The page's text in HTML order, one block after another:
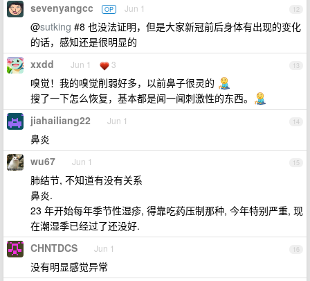
12
sevenyangcc OP Jun 1
@sutking #8 也没法证明，但是大家新冠前后身体有出现的变化
的话，感知还是很明显的
13
xxdd Jun 1 3
嗅觉！我的嗅觉削弱好多，以前鼻子很灵的
搜了一下怎么恢复，基本都是闻一闻刺激性的东西。
14
jiahailiang22 Jun 1
鼻炎
15
wu67 Jun 1
肺结节, 不知道有没有关系
鼻炎.
23 年开始每年季节性湿疹, 得靠吃药压制那种, 今年特别严重, 现
在潮湿季已经过了还没好.
16
CHNTDCS Jun 1
没有明显感觉异常